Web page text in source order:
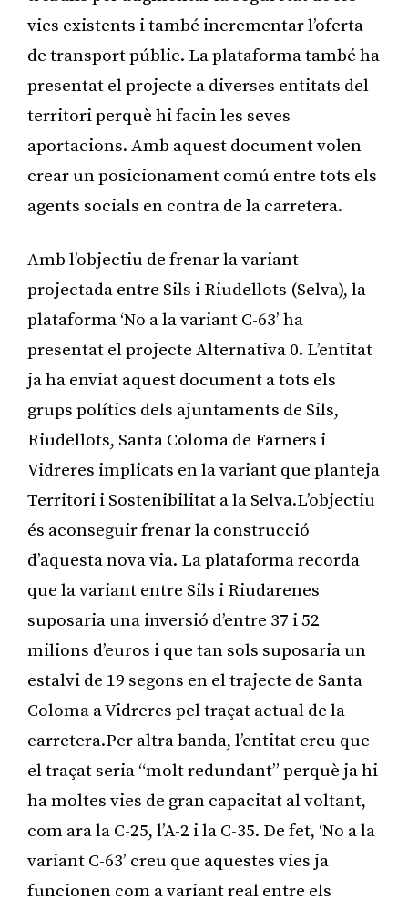
vies existents i també incrementar l’oferta
de transport públic. La plataforma també ha
presentat el projecte a diverses entitats del
territori perquè hi facin les seves
aportacions. Amb aquest document volen
crear un posicionament comú entre tots els
agents socials en contra de la carretera.
Amb l’objectiu de frenar la variant
projectada entre Sils i Riudellots (Selva), la
plataforma ‘No a la variant C-63’ ha
presentat el projecte Alternativa 0. L’entitat
ja ha enviat aquest document a tots els
grups polítics dels ajuntaments de Sils,
Riudellots, Santa Coloma de Farners i
Vidreres implicats en la variant que planteja
Territori i Sostenibilitat a la Selva.L’objectiu
és aconseguir frenar la construcció
d’aquesta nova via. La plataforma recorda
que la variant entre Sils i Riudarenes
suposaria una inversió d’entre 37 i 52
milions d’euros i que tan sols suposaria un
estalvi de 19 segons en el trajecte de Santa
Coloma a Vidreres pel traçat actual de la
carretera.Per altra banda, l’entitat creu que
el traçat seria “molt redundant” perquè ja hi
ha moltes vies de gran capacitat al voltant,
com ara la C-25, l’A-2 i la C-35. De fet, ‘No a la
variant C-63’ creu que aquestes vies ja
funcionen com a variant real entre els